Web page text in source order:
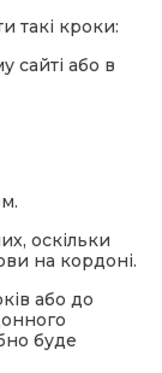
такі кроки:
сайті або в
оскільки
на кордоні.
або до
буде